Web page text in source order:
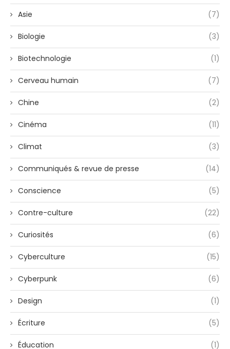
Asie (7)
Biologie (3)
Biotechnologie (1)
Cerveau humain (7)
Chine (2)
Cinéma (11)
Climat (3)
Communiqués & revue de presse (14)
Conscience (5)
Contre-culture (22)
Curiosités (6)
Cyberculture (15)
Cyberpunk (6)
Design (1)
Écriture (5)
Éducation (1)